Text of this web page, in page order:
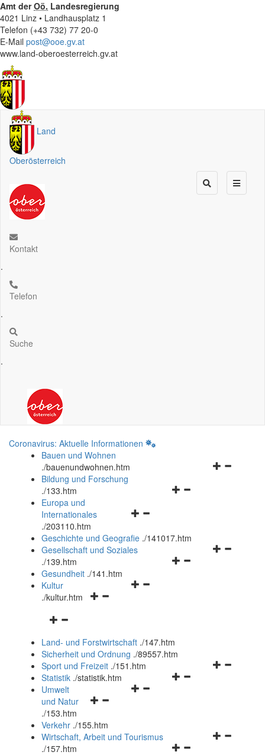
Amt derOö. Landesregierung
4021 Linz • Landhausplatz 1
Telefon (+43 732) 77 20-0
E-Mail post@ooe.gv.at
www.land-oberoesterreich.gv.at
Land
Oberösterreich
Kontakt
.
Telefon
.
Suche
.
Coronavirus: Aktuelle Informationen
Bauen und Wohnen
./bauenundwohnen.htm
Navigationsmenü
Bildung und Forschung
./133.htm
Navigationsmenü
und
schließen
Europa und
Internationales
./203110.htm
Geschichte und Geografie ./141017.htm
Navigationsmenü
Gesellschaft und Soziales
./139.htm
Navigationsmenü
Gesundheit ./141.htm
Navigationsmenü
Kultur
./kultur.htm
Navigationsmenü
und
schließen
Land- und Forstwirtschaft ./147.htm
Sicherheit und Ordnung ./89557.htm
Navigationsmenü
Sport und Freizeit ./151.htm
Navigationsmenü
Statistik ./statistik.htm
Navigationsmenü
und
schließen
Umwelt
und Natur
./153.htm
Verkehr ./155.htm
Navigationsmenü
Wirtschaft, Arbeit und Tourismus
./157.htm